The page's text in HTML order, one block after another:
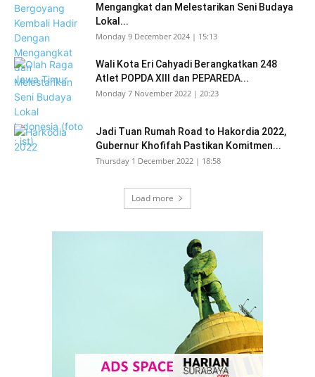
Mengangkat dan Melestarikan Seni Budaya
Lokal...
Monday 9 December 2024 | 15:13
Wali Kota Eri Cahyadi Berangkatkan 248
Atlet POPDA XIII dan PEPAREDA...
Monday 7 November 2022 | 20:23
Jadi Tuan Rumah Road to Hakordia 2022,
Gubernur Khofifah Pastikan Komitmen...
Thursday 1 December 2022 | 18:58
Load more